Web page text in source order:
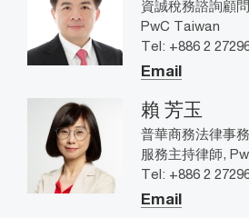
資誠稅務諮詢顧
PwC Taiwan
Tel: +886 2
Email
賴 芳玉
普華商務法律事
服務主持律師,
Tel: +886 2
Email